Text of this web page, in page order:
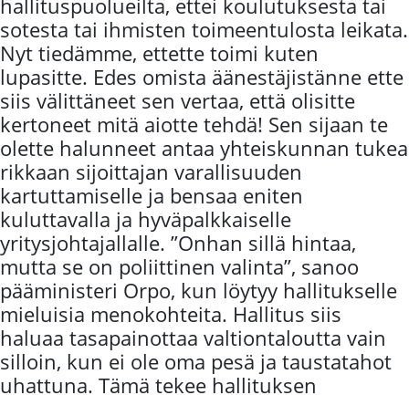
hallituspuolueilta, ettei koulutuksesta tai
sotesta tai ihmisten toimeentulosta leikata.
Nyt tiedämme, ettette toimi kuten
lupasitte. Edes omista äänestäjistänne ette
siis välittäneet sen vertaa, että olisitte
kertoneet mitä aiotte tehdä! Sen sijaan te
olette halunneet antaa yhteiskunnan tukea
rikkaan sijoittajan varallisuuden
kartuttamiselle ja bensaa eniten
kuluttavalla ja hyväpalkkaiselle
yritysjohtajallalle. ”Onhan sillä hintaa,
mutta se on poliittinen valinta”, sanoo
pääministeri Orpo, kun löytyy hallitukselle
mieluisia menokohteita. Hallitus siis
haluaa tasapainottaa valtiontaloutta vain
silloin, kun ei ole oma pesä ja taustatahot
uhattuna. Tämä tekee hallituksen